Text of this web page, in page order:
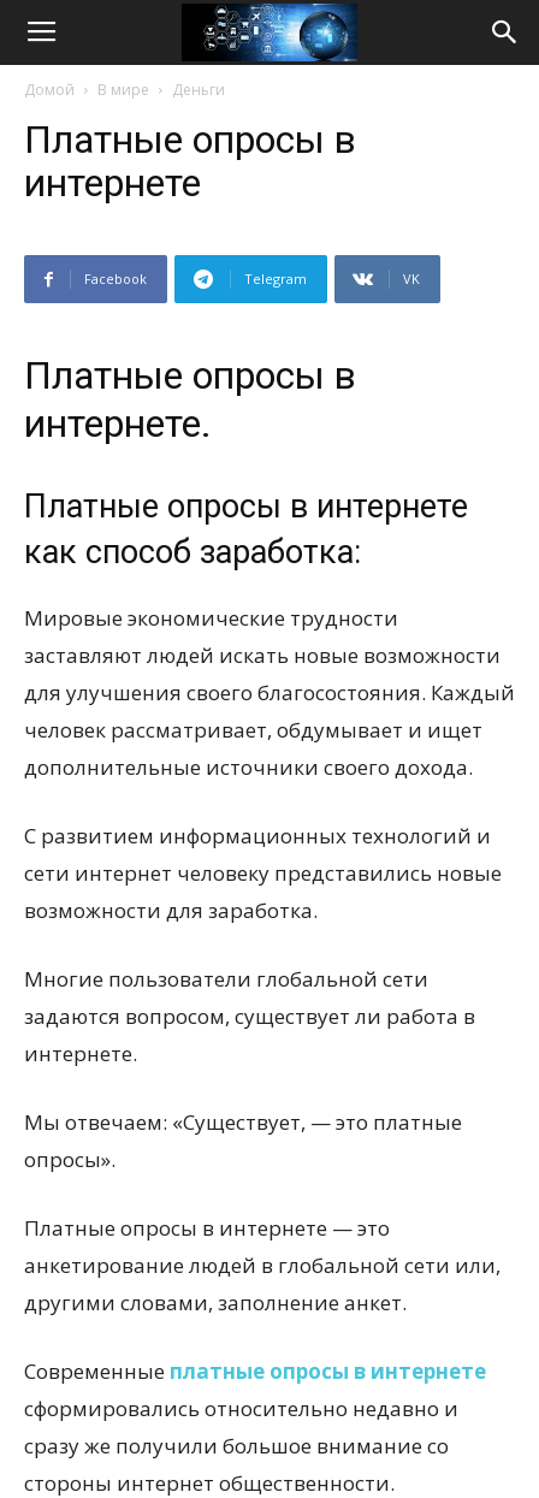
Life
Домой В мире Деньги
Платные опросы в
интернете
Facebook Telegram VK
Платные опросы в
интернете.
Платные опросы в интернете
как способ заработка:
Мировые экономические трудности
заставляют людей искать новые возможности
для улучшения своего благосостояния. Каждый
человек рассматривает, обдумывает и ищет
дополнительные источники своего дохода.
С развитием информационных технологий и
сети интернет человеку представились новые
возможности для заработка.
Многие пользователи глобальной сети
задаются вопросом, существует ли работа в
интернете.
Мы отвечаем: «Существует, — это платные
опросы».
Платные опросы в интернете — это
анкетирование людей в глобальной сети или,
другими словами, заполнение анкет.
Современные платные опросы в интернете
сформировались относительно недавно и
сразу же получили большое внимание со
стороны интернет общественности.